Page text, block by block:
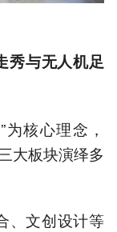
秀与无人机足
核心理念，
大板块演绎多
、文创设计等